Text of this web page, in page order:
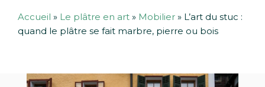
Accueil » Le plâtre en art » Mobilier » L’art du stuc :
quand le plâtre se fait marbre, pierre ou bois